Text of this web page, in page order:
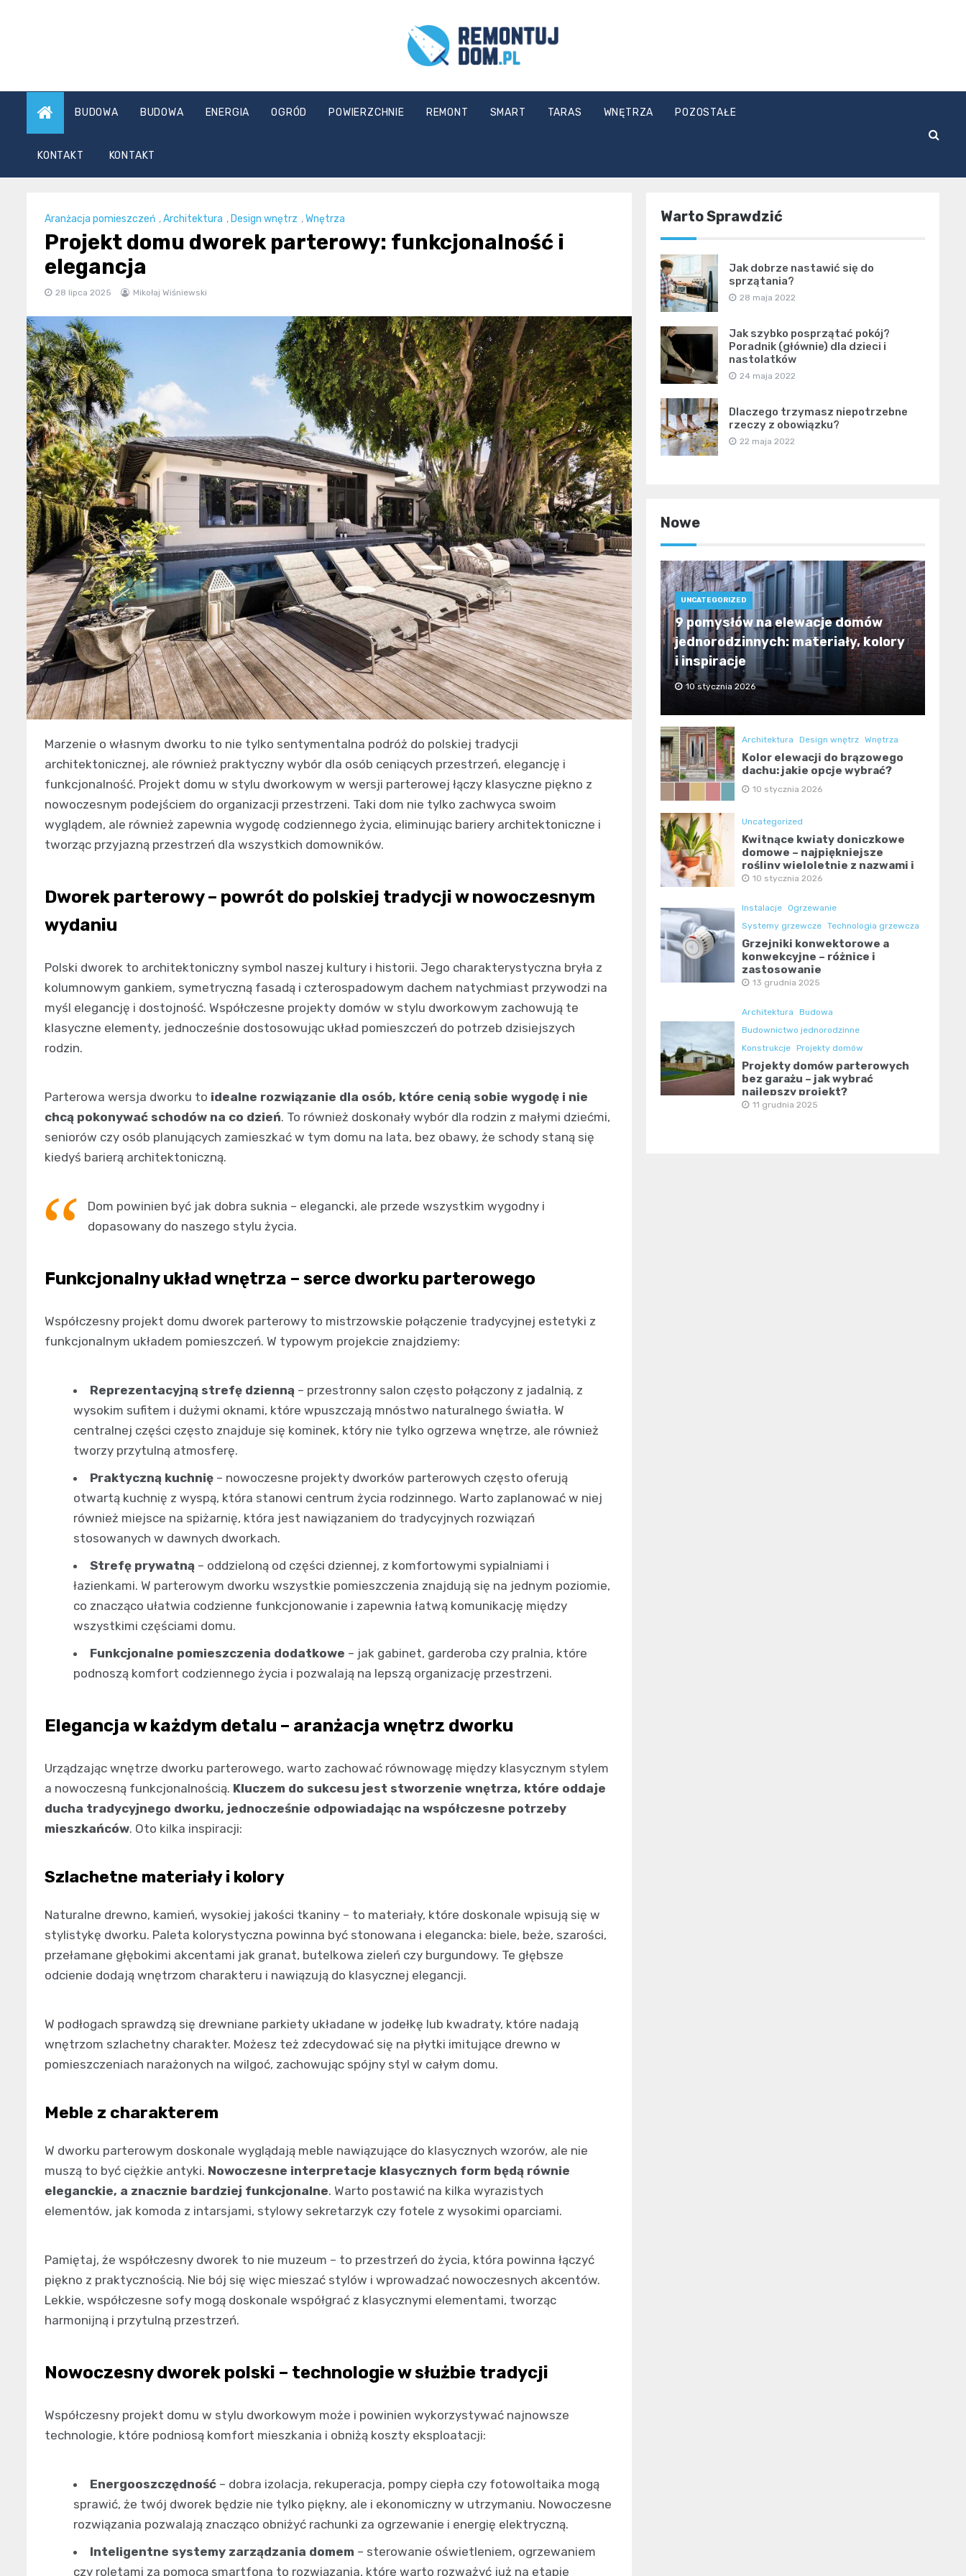
Remontuj
BUDOWA BUDOWA ENERGIA OGRÓD POWIERZCHNIE REMONT SMART TARAS WNĘTRZA POZOSTAŁE
KONTAKT KONTAKT
Aranżacja pomieszczeń ,Architektura , Design wnętrz ,Wnętrza
Projekt domu dworek parterowy: funkcjonalność i
elegancja
28 lipca 2025 Mikołaj Wiśniewski
Marzenie o własnym dworku to nie tylko sentymentalna podróż do polskiej tradycji
architektonicznej, ale również praktyczny wybór dla osób ceniących przestrzeń, elegancję i
funkcjonalność. Projekt domu w stylu dworkowym w wersji parterowej łączy klasyczne piękno z
nowoczesnym podejściem do organizacji przestrzeni. Taki dom nie tylko zachwyca swoim
wyglądem, ale również zapewnia wygodę codziennego życia, eliminując bariery architektoniczne i
tworząc przyjazną przestrzeń dla wszystkich domowników.
Dworek parterowy – powrót do polskiej tradycji w nowoczesnym
wydaniu
Polski dworek to architektoniczny symbol naszej kultury i historii. Jego charakterystyczna bryła z
kolumnowym gankiem, symetryczną fasadą i czterospadowym dachem natychmiast przywodzi na
myśl elegancję i dostojność. Współczesne projekty domów w stylu dworkowym zachowują te
klasyczne elementy, jednocześnie dostosowując układ pomieszczeń do potrzeb dzisiejszych
rodzin.
Parterowa wersja dworku to idealne rozwiązanie dla osób, które cenią sobie wygodę i nie
chcą pokonywać schodów na co dzień. To również doskonały wybór dla rodzin z małymi dziećmi,
seniorów czy osób planujących zamieszkać w tym domu na lata, bez obawy, że schody staną się
kiedyś barierą architektoniczną.
Dom powinien być jak dobra suknia – elegancki, ale przede wszystkim wygodny i
dopasowany do naszego stylu życia.
Funkcjonalny układ wnętrza – serce dworku parterowego
Współczesny projekt domu dworek parterowy to mistrzowskie połączenie tradycyjnej estetyki z
funkcjonalnym układem pomieszczeń. W typowym projekcie znajdziemy:
Reprezentacyjną strefę dzienną – przestronny salon często połączony z jadalnią, z
wysokim sufitem i dużymi oknami, które wpuszczają mnóstwo naturalnego światła. W
centralnej części często znajduje się kominek, który nie tylko ogrzewa wnętrze, ale również
tworzy przytulną atmosferę.
Praktyczną kuchnię – nowoczesne projekty dworków parterowych często oferują
otwartą kuchnię z wyspą, która stanowi centrum życia rodzinnego. Warto zaplanować w niej
również miejsce na spiżarnię, która jest nawiązaniem do tradycyjnych rozwiązań
stosowanych w dawnych dworkach.
Strefę prywatną – oddzieloną od części dziennej, z komfortowymi sypialniami i
łazienkami. W parterowym dworku wszystkie pomieszczenia znajdują się na jednym poziomie,
co znacząco ułatwia codzienne funkcjonowanie i zapewnia łatwą komunikację między
wszystkimi częściami domu.
Funkcjonalne pomieszczenia dodatkowe – jak gabinet, garderoba czy pralnia, które
podnoszą komfort codziennego życia i pozwalają na lepszą organizację przestrzeni.
Elegancja w każdym detalu – aranżacja wnętrz dworku
Urządzając wnętrze dworku parterowego, warto zachować równowagę między klasycznym stylem
a nowoczesną funkcjonalnością. Kluczem do sukcesu jest stworzenie wnętrza, które oddaje
ducha tradycyjnego dworku, jednocześnie odpowiadając na współczesne potrzeby
mieszkańców. Oto kilka inspiracji:
Szlachetne materiały i kolory
Naturalne drewno, kamień, wysokiej jakości tkaniny – to materiały, które doskonale wpisują się w
stylistykę dworku. Paleta kolorystyczna powinna być stonowana i elegancka: biele, beże, szarości,
przełamane głębokimi akcentami jak granat, butelkowa zieleń czy burgundowy. Te głębsze
odcienie dodają wnętrzom charakteru i nawiązują do klasycznej elegancji.
W podłogach sprawdzą się drewniane parkiety układane w jodełkę lub kwadraty, które nadają
wnętrzom szlachetny charakter. Możesz też zdecydować się na płytki imitujące drewno w
pomieszczeniach narażonych na wilgoć, zachowując spójny styl w całym domu.
Meble z charakterem
W dworku parterowym doskonale wyglądają meble nawiązujące do klasycznych wzorów, ale nie
muszą to być ciężkie antyki. Nowoczesne interpretacje klasycznych form będą równie
eleganckie, a znacznie bardziej funkcjonalne. Warto postawić na kilka wyrazistych
elementów, jak komoda z intarsjami, stylowy sekretarzyk czy fotele z wysokimi oparciami.
Pamiętaj, że współczesny dworek to nie muzeum – to przestrzeń do życia, która powinna łączyć
piękno z praktycznością. Nie bój się więc mieszać stylów i wprowadzać nowoczesnych akcentów.
Lekkie, współczesne sofy mogą doskonale współgrać z klasycznymi elementami, tworząc
harmonijną i przytulną przestrzeń.
Nowoczesny dworek polski – technologie w służbie tradycji
Współczesny projekt domu w stylu dworkowym może i powinien wykorzystywać najnowsze
technologie, które podniosą komfort mieszkania i obniżą koszty eksploatacji:
Energooszczędność – dobra izolacja, rekuperacja, pompy ciepła czy fotowoltaika mogą
sprawić, że twój dworek będzie nie tylko piękny, ale i ekonomiczny w utrzymaniu. Nowoczesne
rozwiązania pozwalają znacząco obniżyć rachunki za ogrzewanie i energię elektryczną.
Inteligentne systemy zarządzania domem – sterowanie oświetleniem, ogrzewaniem
czy roletami za pomocą smartfona to rozwiązania, które warto rozważyć już na etapie
Warto Sprawdzić
Jak dobrze nastawić się do
sprzątania?
28 maja 2022
Jak szybko posprzątać pokój?
Poradnik (głównie) dla dzieci i
nastolatków
24 maja 2022
Dlaczego trzymasz niepotrzebne
rzeczy z obowiązku?
22 maja 2022
Nowe
UNCATEGORIZED
9 pomysłów na elewacje domów
jednorodzinnych: materiały, kolory
i inspiracje
10 stycznia 2026
Architektura Design wnętrz Wnętrza
Kolor elewacji do brązowego
dachu: jakie opcje wybrać?
10 stycznia 2026
Uncategorized
Kwitnące kwiaty doniczkowe
domowe – najpiękniejsze
rośliny wieloletnie z nazwami i
zdjęciami
10 stycznia 2026
Instalacje Ogrzewanie
Systemy grzewcze Technologia grzewcza
Grzejniki konwektorowe a
konwekcyjne – różnice i
zastosowanie
13 grudnia 2025
Architektura
Budowa
Budownictwo jednorodzinne
Konstrukcje Projekty domów
Projekty domów parterowych
bez garażu – jak wybrać
najlepszy projekt?
11 grudnia 2025